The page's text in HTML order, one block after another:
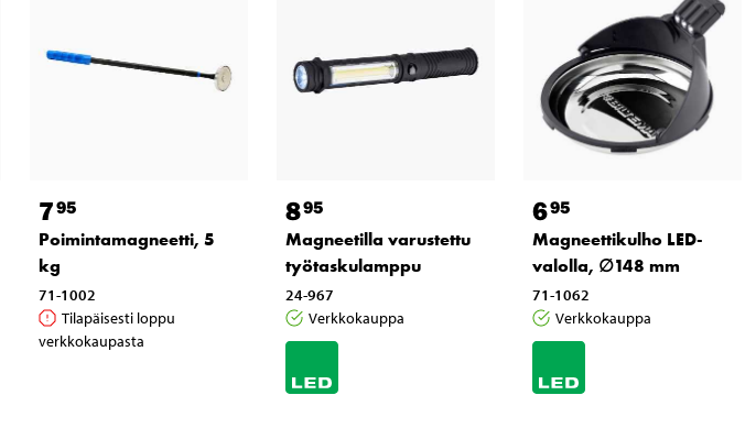
795
Poimintamagneetti, 5
kg
71-1002
Tilapäisesti loppu
verkkokaupasta
895
Magneetilla varustettu
työtaskulamppu
24-967
Verkkokauppa
695
Magneettikulho LED-
valolla, ∅148 mm
71-1062
Verkkokauppa